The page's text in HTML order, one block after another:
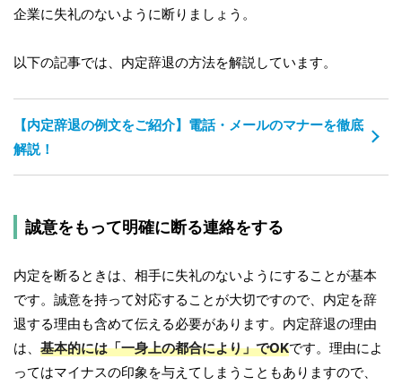
企業に失礼のないように断りましょう。
以下の記事では、内定辞退の方法を解説しています。
【内定辞退の例文をご紹介】電話・メールのマナーを徹底
解説！
誠意をもって明確に断る連絡をする
内定を断るときは、相手に失礼のないようにすることが基本
です。誠意を持って対応することが大切ですので、内定を辞
退する理由も含めて伝える必要があります。内定辞退の理由
は、 基本的には「一身上の都合により」でOKです。理由によ
ってはマイナスの印象を与えてしまうこともありますので、